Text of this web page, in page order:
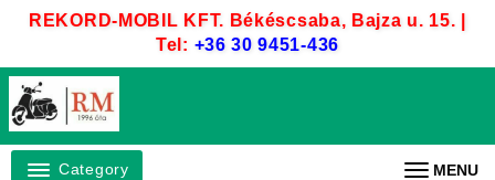
REKORD-MOBIL KFT. Békéscsaba, Bajza u. 15. |
Tel: +36 30 9451-436
Category MENU